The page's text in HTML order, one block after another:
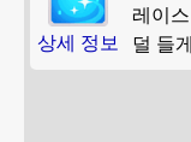
상세 정보
레이
덜 들